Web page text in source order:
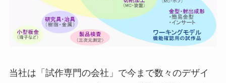
当社は「試作専門の会社」で今まで数々のデザイ